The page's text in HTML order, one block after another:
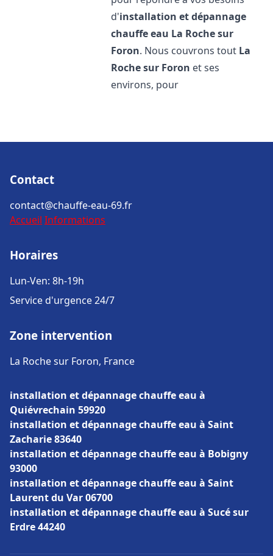
d'installation et dépannage
chauffe eau La Roche sur
Foron. Nous couvrons tout La
Roche sur Foron et ses
environs, pour
Contact
contact@chauffe-eau-69.fr
Accueil Informations
Horaires
Lun-Ven: 8h-19h
Service d'urgence 24/7
Zone intervention
La Roche sur Foron, France
installation et dépannage chauffe eau à
Quiévrechain 59920
installation et dépannage chauffe eau à Saint
Zacharie 83640
installation et dépannage chauffe eau à Bobigny
93000
installation et dépannage chauffe eau à Saint
Laurent du Var 06700
installation et dépannage chauffe eau à Sucé sur
Erdre 44240